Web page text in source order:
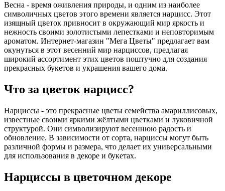
Весна - время оживления природы, и одним из наиболее
символичных цветов этого времени является нарцисс. Этот
изящный цветок привносит в окружающий мир яркость и
нежность своими золотистыми лепестками и неповторимым
ароматом. Интернет-магазин "Мега Цветы" предлагает вам
окунуться в этот весенний мир нарциссов, предлагая
широкий ассортимент этих цветов поштучно для создания
прекрасных букетов и украшения вашего дома.
Что за цветок нарцисс?
Нарциссы - это прекрасные цветы семейства амариллисовых,
известные своими яркими жёлтыми цветками и луковичной
структурой. Они символизируют весеннюю радость и
обновление. В зависимости от сорта, нарциссы могут быть
различной формы и размера, что делает их универсальными
для использования в декоре и букетах.
Нарциссы в цветочном декоре